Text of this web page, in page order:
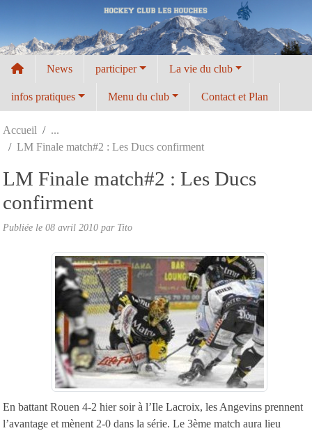
News participer La vie du club
infos pratiques Menu du club Contact et Plan
Accueil
LM Finale match#2 : Les Ducs confirment
LM Finale match#2 : Les Ducs
confirment
Publiée le 08 avril 2010 par Tito
En battant Rouen 4-2 hier soir à l’Ile Lacroix, les Angevins prennent
l’avantage et mènent 2-0 dans la série. Le 3ème match aura lieu
Panneau de gestion des cookies